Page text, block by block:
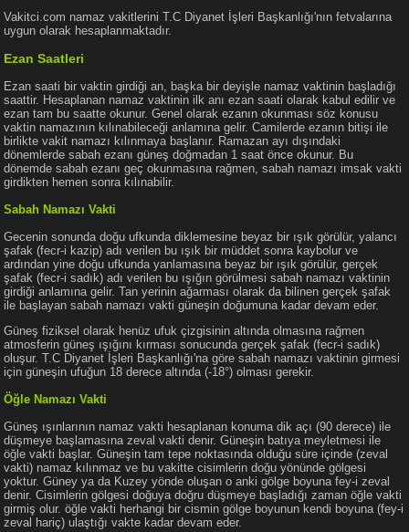
Vakitci.com namaz vakitlerini T.C Diyanet İşleri Başkanlığı'nın fetvalarına
uygun olarak hesaplanmaktadır.
Ezan Saatleri
Ezan saati bir vaktin girdiği an, başka bir deyişle namaz vaktinin başladığı
saattir. Hesaplanan namaz vaktinin ilk anı ezan saati olarak kabul edilir ve
ezan tam bu saatte okunur. Genel olarak ezanın okunması söz konusu
vaktin namazının kılınabileceği anlamına gelir. Camilerde ezanın bitişi ile
birlikte vakit namazı kılınmaya başlanır. Ramazan ayı dışındaki
dönemlerde sabah ezanı güneş doğmadan 1 saat önce okunur. Bu
dönemde sabah ezanı geç okunmasına rağmen, sabah namazı imsak vakti
girdikten hemen sonra kılınabilir.
Sabah Namazı Vakti
Gecenin sonunda doğu ufkunda diklemesine beyaz bir ışık görülür, yalancı
şafak (fecr-i kazip) adı verilen bu ışık bir müddet sonra kaybolur ve
ardından yine doğu ufkunda yanlamasına beyaz bir ışık görülür, gerçek
şafak (fecr-i sadık) adı verilen bu ışığın görülmesi sabah namazı vaktinin
girdiği anlamına gelir. Tan yerinin ağarması olarak da bilinen gerçek şafak
ile başlayan sabah namazı vakti güneşin doğumuna kadar devam eder.
Güneş fiziksel olarak henüz ufuk çizgisinin altında olmasına rağmen
atmosferin güneş ışığını kırması sonucunda gerçek şafak (fecr-i sadık)
oluşur. T.C Diyanet İşleri Başkanlığı'na göre sabah namazı vaktinin girmesi
için güneşin ufuğun 18 derece altında (-18°) olması gerekir.
Öğle Namazı Vakti
Güneş ışınlarının namaz vakti hesaplanan konuma dik açı (90 derece) ile
düşmeye başlamasına zeval vakti denir. Güneşin batıya meyletmesi ile
öğle vakti başlar. Güneşin tam tepe noktasında olduğu süre içinde (zeval
vakti) namaz kılınmaz ve bu vakitte cisimlerin doğu yönünde gölgesi
yoktur. Güney ya da Kuzey yönde oluşan o anki gölge boyuna fey-i zeval
denir. Cisimlerin gölgesi doğuya doğru düşmeye başladığı zaman öğle vakti
girmiş olur. öğle vakti herhangi bir cismin gölge boyunun kendi boyuna (fey-i
zeval hariç) ulaştığı vakte kadar devam eder.